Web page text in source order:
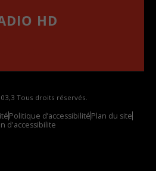
HD
Tous droits réservés.
Politique d’accessibilitéPlan du site
d'accessibilite